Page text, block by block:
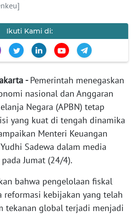
Ikuti Kami di:
-Pemerintah menegaskan
nasional dan Anggaran
Negara (APBN) tetap
yang kuat di tengah dinamika
Menteri Keuangan
Sadewa dalam media
Jumat (24/4).
bahwa pengelolaan fiskal
kebijakan yang telah
tekanan global terjadi menjadi